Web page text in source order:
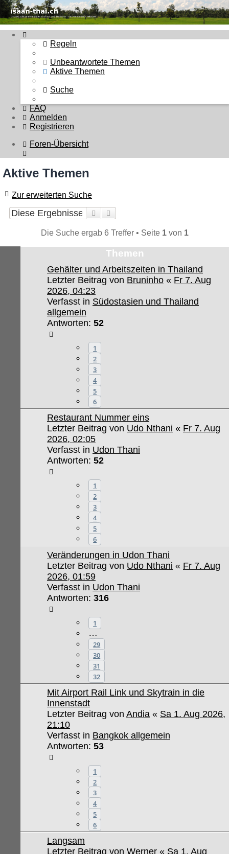
Thailand & Isaan Forum -
isaan-thai.ch
Das freundliche Forum über Thailand und den Isaan - von
Membern für Member
Zum Inhalt
Regeln
Unbeantwortete Themen
Aktive Themen
Suche
FAQ
Anmelden
Registrieren
Foren-Übersicht
Aktive Themen
Zur erweiterten Suche
Suche
Die Suche ergab 6 Treffer • Seite 1von 1
Themen
Gehälter und Arbeitszeiten in Thailand
Letzter Beitrag von Bruninho « Fr 7. Aug
2026, 04:23
Verfasst in Südostasien und Thailand
allgemein
Antworten: 52
1
2
3
4
5
6
Restaurant Nummer eins
Letzter Beitrag von Udo Nthani « Fr 7. Aug
2026, 02:05
Verfasst in Udon Thani
Antworten: 52
1
2
3
4
5
6
Veränderungen in Udon Thani
Letzter Beitrag von Udo Nthani « Fr 7. Aug
2026, 01:59
Verfasst in Udon Thani
Antworten: 316
1
…
29
30
31
32
Mit Airport Rail Link und Skytrain in die
Innenstadt
Letzter Beitrag von Andia « Sa 1. Aug 2026,
21:10
Verfasst in Bangkok allgemein
Antworten: 53
1
2
3
4
5
6
Langsam
Letzter Beitrag von Werner « Sa 1. Aug